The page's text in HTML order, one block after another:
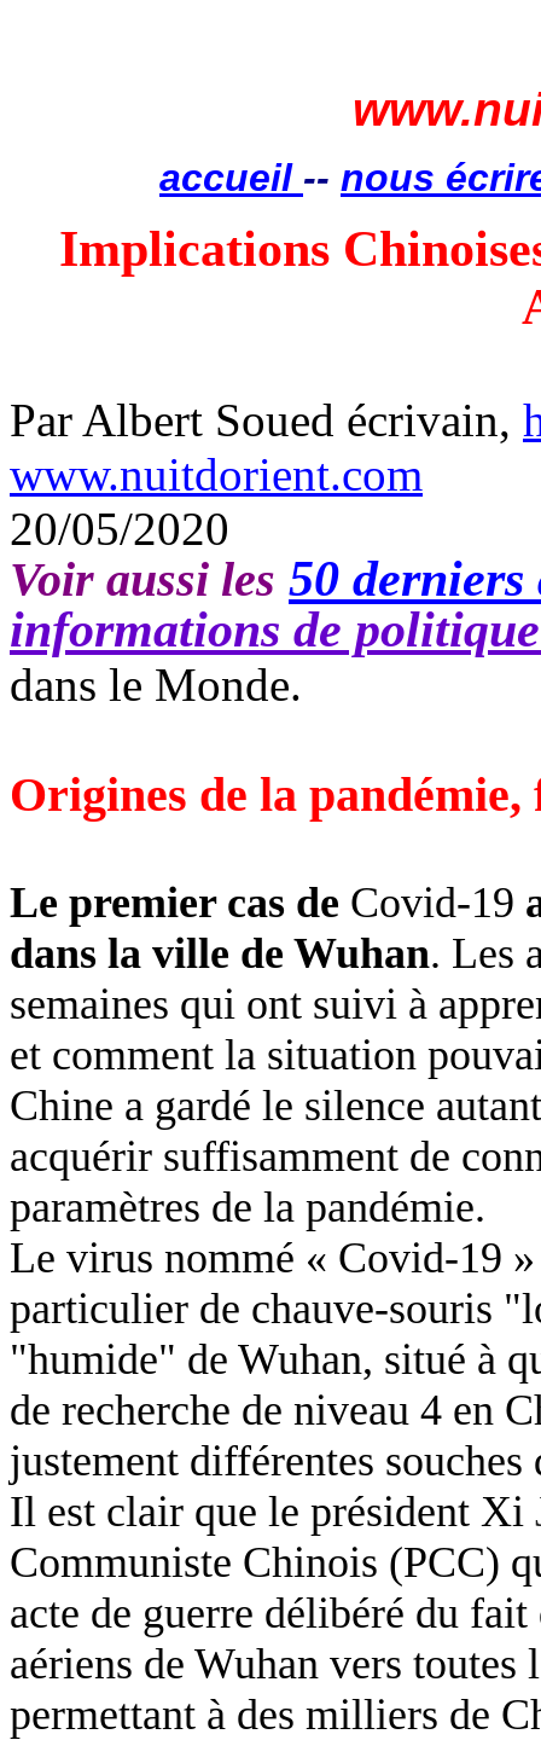
accueil -- nous
Implications
Par Albert Soued écrivain,
www.nuitdorient.com
20/05/2020
Voir aussi les 50 derniers
informations de
dans le Monde.
Origines de la
Le premier cas de Covid-19
dans la ville de Wuhan. Les
semaines qui ont suivi à
et comment la situation
Chine a gardé le silence
acquérir suffisamment de
paramètres de la pandémie.
Le virus nommé « Covid-19
particulier de chauve-souris
"humide" de Wuhan, situé à
de recherche de niveau 4 en
justement différentes
Il est clair que le président Xi
Communiste Chinois (PCC)
acte de guerre délibéré du
aériens de Wuhan vers
permettant à des milliers de